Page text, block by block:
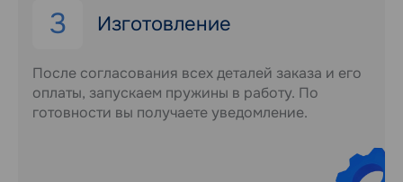
3 Изготовление
После согласования всех деталей заказа и его
оплаты, запускаем пружины в работу. По
готовности вы получаете уведомление.